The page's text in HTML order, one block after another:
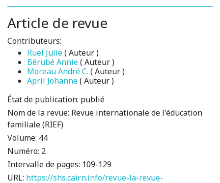
Article de revue
Contributeurs:
Ruel Julie( Auteur )
Bérubé Annie( Auteur )
Moreau André C. ( Auteur )
April Johanne( Auteur )
État de publication: publié
Nom de la revue: Revue internationale de l'éducation
familiale (RIEF)
Volume: 44
Numéro: 2
Intervalle de pages: 109-129
URL: https://shs.cairn.info/revue-la-revue-